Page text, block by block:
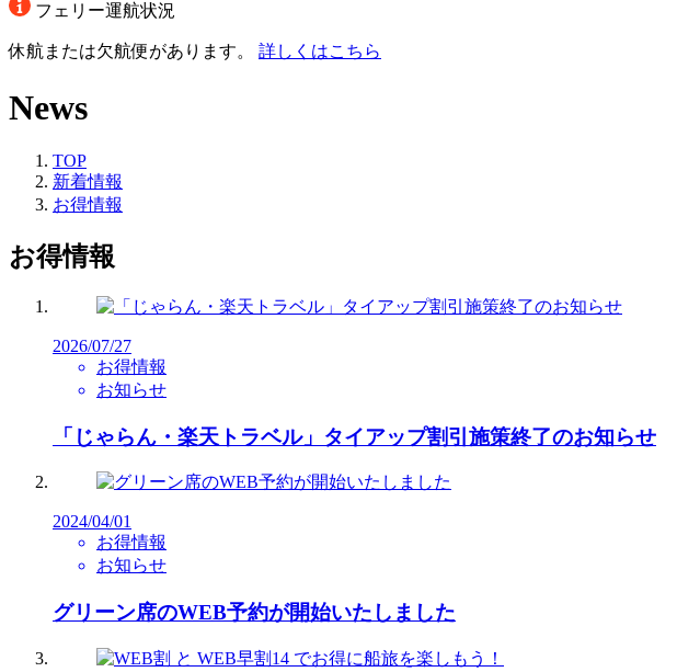
フェリー運航状況
休航または欠航便があります。 詳しくはこちら
News
TOP
新着情報
お得情報
お得情報
2026/07/27
お得情報
お知らせ
「じゃらん・楽天トラベル」タイアップ割引施策終了のお知らせ
2024/04/01
お得情報
お知らせ
グリーン席のWEB予約が開始いたしました